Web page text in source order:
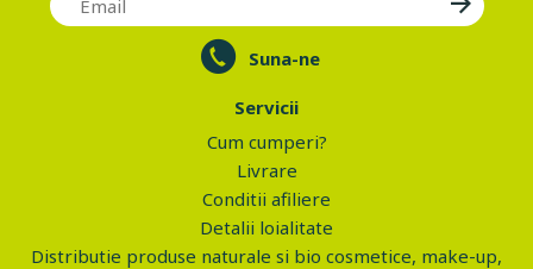
Suna-ne
Servicii
Cum cumperi?
Livrare
Conditii afiliere
Detalii loialitate
Distributie produse naturale si bio cosmetice, make-up,